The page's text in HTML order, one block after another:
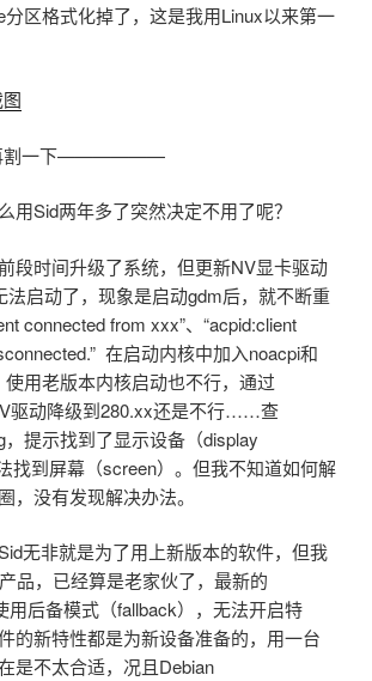
区格式化掉了，这是我用Linux以来第一
一下——————
用Sid两年多了突然决定不用了呢？
段时间升级了系统，但更新NV显卡驱动
法启动了，现象是启动gdm后，就不断重
connected from xxx”、“acpid:client
在启动内核中加入noacpi和
用老版本内核启动也不行，通过
驱动降级到280.xx还是不行……查
，提示找到了显示设备（display
找到屏幕（screen）。但我不知道如何解
，没有发现解决办法。
无非就是为了用上新版本的软件，但我
品，已经算是老家伙了，最新的
用后备模式（fallback），无法开启特
新特性都是为新设备准备的，用一台
是不太合适，况且Debian